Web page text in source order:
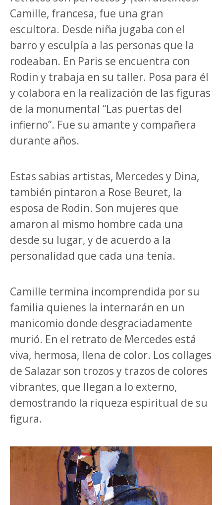
Camille, francesa, fue una gran
escultora. Desde niña jugaba con el
barro y esculpía a las personas que la
rodeaban. En Paris se encuentra con
Rodin y trabaja en su taller. Posa para él
y colabora en la realización de las figuras
de la monumental “Las puertas del
infierno”. Fue su amante y compañera
durante años.
Estas sabias artistas, Mercedes y Dina,
también pintaron a Rose Beuret, la
esposa de Rodin. Son mujeres que
amaron al mismo hombre cada una
desde su lugar, y de acuerdo a la
personalidad que cada una tenía.
Camille termina incomprendida por su
familia quienes la internarán en un
manicomio donde desgraciadamente
murió. En el retrato de Mercedes está
viva, hermosa, llena de color. Los collages
de Salazar son trozos y trazos de colores
vibrantes, que llegan a lo externo,
demostrando la riqueza espiritual de su
figura.